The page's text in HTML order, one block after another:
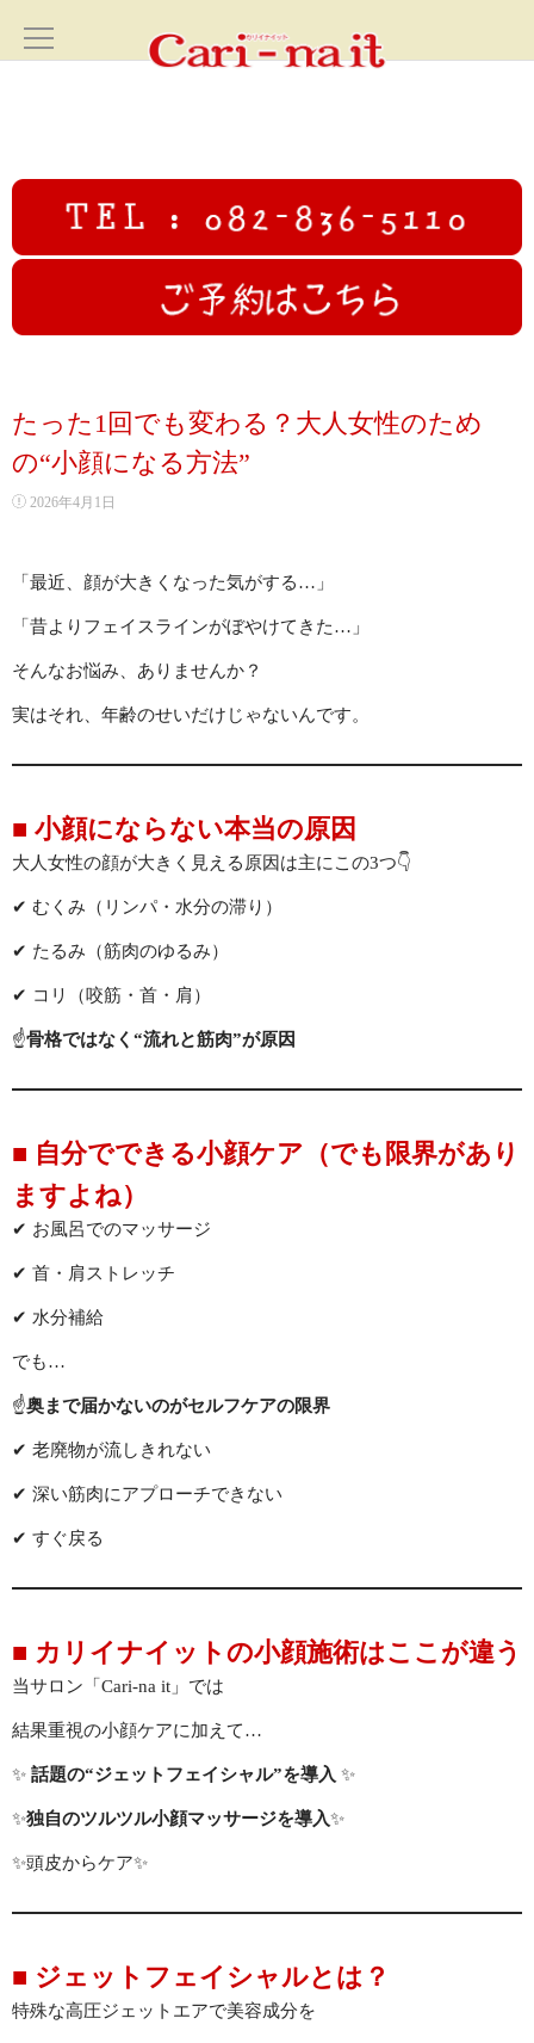
サロン案内
SALON
高圧ジェットフェイシャル
初回限定 ヒト幹細胞導入若返りジェットコース70分✨広島若返
初回限定 日焼け対策シミケアジェットコース70分
BODY
メイク
MAKE
初回限定 メイクレッスン30分✨広島メイク教室
LINEでご予約
LINE
たった1回でも変わる？大人女性のため
の“小顔になる方法”
2026年4月1日
「最近、顔が大きくなった気がする…」
「昔よりフェイスラインがぼやけてきた…」
そんなお悩み、ありませんか？
実はそれ、年齢のせいだけじゃないんです。
■ 小顔にならない本当の原因
大人女性の顔が大きく見える原因は主にこの3つ👇
✔ むくみ（リンパ・水分の滞り）
✔ たるみ（筋肉のゆるみ）
✔ コリ（咬筋・首・肩）
☝️骨格ではなく“流れと筋肉”が原因
■ 自分でできる小顔ケア（でも限界があり
ますよね）
✔ お風呂でのマッサージ
✔ 首・肩ストレッチ
✔ 水分補給
でも…
☝️奥まで届かないのがセルフケアの限界
✔ 老廃物が流しきれない
✔ 深い筋肉にアプローチできない
✔ すぐ戻る
■ カリイナイットの小顔施術はここが違う
当サロン「Cari-na it」では
結果重視の小顔ケアに加えて…
✨ 話題の“ジェットフェイシャル”を導入 ✨
✨独自のツルツル小顔マッサージを導入✨
✨頭皮からケア✨
■ ジェットフェイシャルとは？
特殊な高圧ジェットエアで美容成分を